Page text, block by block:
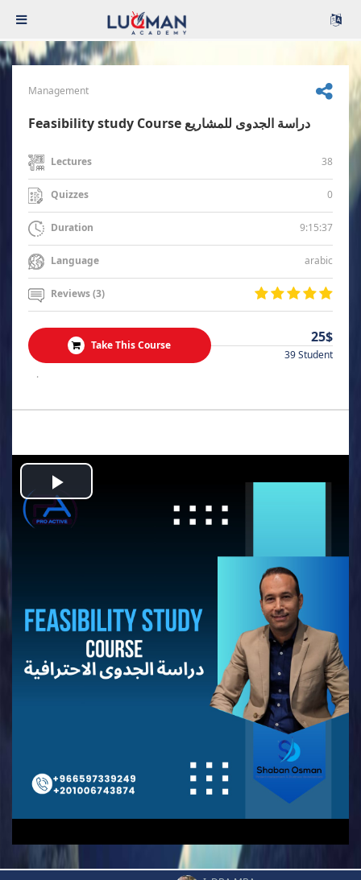
Management
Feasibility study Course دراسة الجدوى للمشاريع
Lectures 38
Quizzes 0
Duration 9:15:37
Language arabic
Reviews (3)
Take This Course 25$
39 Student
.
Play